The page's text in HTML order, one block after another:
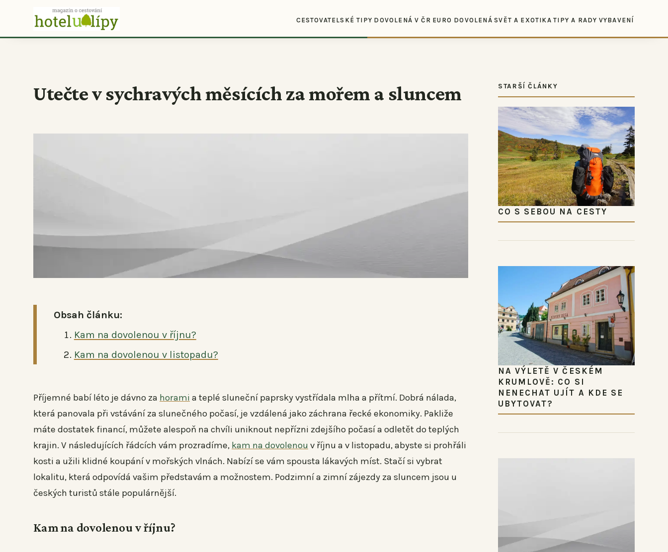
CESTOVATELSKÉ TIPY DOVOLENÁ V ČR EURO DOVOLENÁ SVĚT A EXOTIKA TIPY A RADY VYBAVENÍ
Utečte v sychravých měsících za mořem a sluncem
Obsah článku:
Kam na dovolenou v říjnu?
Kam na dovolenou v listopadu?
Příjemné babí léto je dávno za horami a teplé sluneční paprsky vystřídala mlha a přítmí. Dobrá nálada,
která panovala při vstávání za slunečného počasí, je vzdálená jako záchrana řecké ekonomiky. Pakliže
máte dostatek financí, můžete alespoň na chvíli uniknout nepřízni zdejšího počasí a odletět do teplých
krajin. V následujících řádcích vám prozradíme, kam na dovolenou v říjnu a v listopadu, abyste si prohřáli
kosti a užili klidné koupání v mořských vlnách. Nabízí se vám spousta lákavých míst. Stačí si vybrat
lokalitu, která odpovídá vašim představám a možnostem. Podzimní a zimní zájezdy za sluncem jsou u
českých turistů stále populárnější.
Kam na dovolenou v říjnu?
STARŠÍ ČLÁNKY
CO S SEBOU NA CESTY
NA VÝLETĚ V ČESKÉM
KRUMLOVĚ: CO SI
NENECHAT UJÍT A KDE SE
UBYTOVAT?